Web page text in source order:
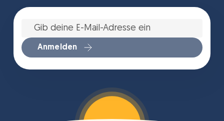
Gib
deine
E-
Mail-
Adresse
Anmelden